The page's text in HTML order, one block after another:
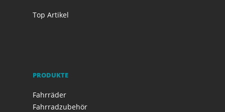
Top Artikel
PRODUKTE
Fahrräder
Fahrradzubehör